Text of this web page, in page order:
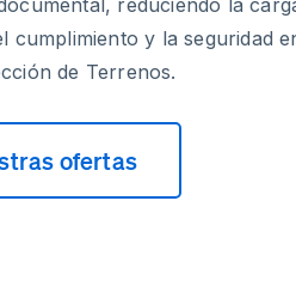
reduciendo la
cumplimiento y la seguridad
de Terrenos.
ofertas